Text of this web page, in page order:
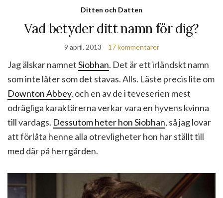
Ditten och Datten
Vad betyder ditt namn för dig?
9 april, 2013 17 kommentarer
Jag älskar namnetSiobhan. Det är ett irländskt namn
som inte låter som det stavas. Alls. Läste precis lite om
Downton Abbey, och en av de i teveserien mest
odrägliga karaktärerna verkar vara en hyvens kvinna
till vardags. Dessutom heter hon Siobhan, så jag lovar
att förlåta henne alla otrevligheter hon har ställt till
med där på herrgården.